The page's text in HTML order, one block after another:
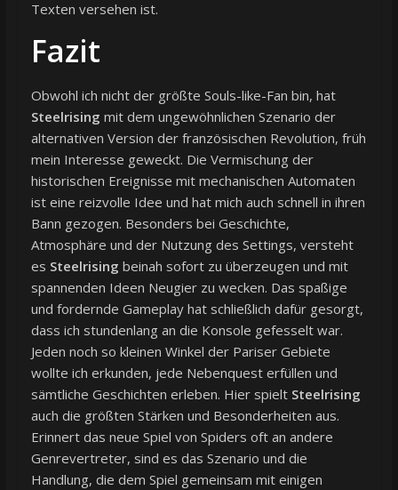
Texten versehen ist.
Fazit
Obwohl ich nicht der größte Souls-like-Fan bin, hat
Steelrising mit dem ungewöhnlichen Szenario der
alternativen Version der französischen Revolution, früh
mein Interesse geweckt. Die Vermischung der
historischen Ereignisse mit mechanischen Automaten
ist eine reizvolle Idee und hat mich auch schnell in ihren
Bann gezogen. Besonders bei Geschichte,
Atmosphäre und der Nutzung des Settings, versteht
es Steelrising beinah sofort zu überzeugen und mit
spannenden Ideen Neugier zu wecken. Das spaßige
und fordernde Gameplay hat schließlich dafür gesorgt,
dass ich stundenlang an die Konsole gefesselt war.
Jeden noch so kleinen Winkel der Pariser Gebiete
wollte ich erkunden, jede Nebenquest erfüllen und
sämtliche Geschichten erleben. Hier spielt Steelrising
auch die größten Stärken und Besonderheiten aus.
Erinnert das neue Spiel von Spiders oft an andere
Genrevertreter, sind es das Szenario und die
Handlung, die dem Spiel gemeinsam mit einigen